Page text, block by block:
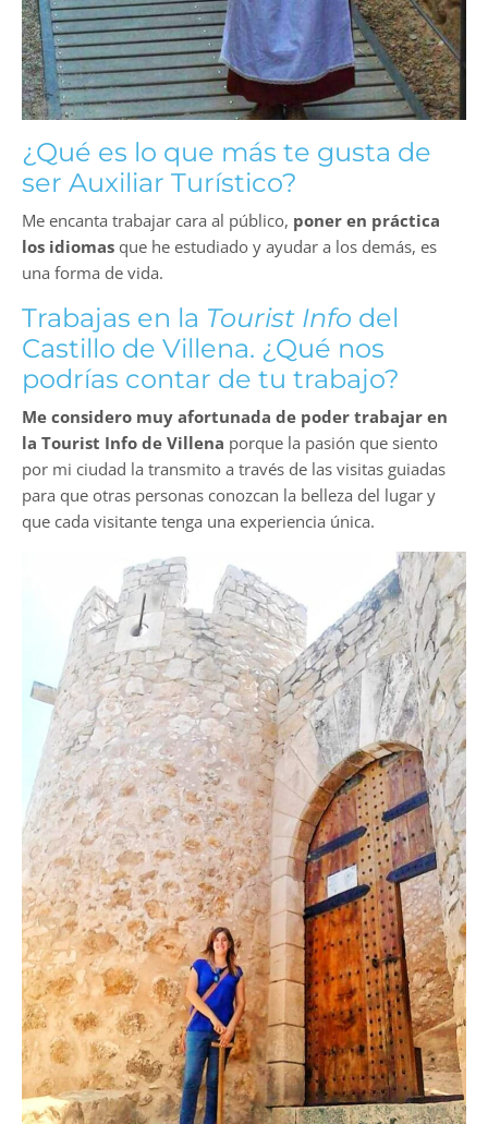
¿Qué es lo que más te gusta de
ser Auxiliar Turístico?
Me encanta trabajar cara al público, poner en práctica
los idiomas que he estudiado y ayudar a los demás, es
una forma de vida.
Trabajas en la Tourist Info del
Castillo de Villena. ¿Qué nos
podrías contar de tu trabajo?
Me considero muy afortunada de poder trabajar en
la Tourist Info de Villena porque la pasión que siento
por mi ciudad la transmito a través de las visitas guiadas
para que otras personas conozcan la belleza del lugar y
que cada visitante tenga una experiencia única.